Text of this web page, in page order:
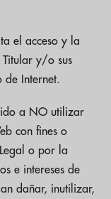
el acceso y la
Titular y/o sus
Internet.
a NO utilizar
con fines o
o por la
e intereses de
dañar, inutilizar,